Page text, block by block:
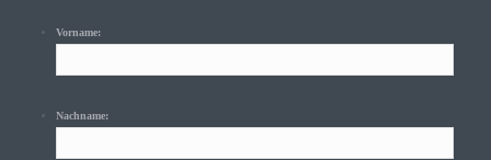
Vorname:
Nachname: